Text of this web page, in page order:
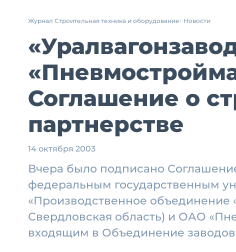
Журнал Строительная техника и оборудование Новости
Соглашение о
партнерстве
14 октября 2003
Вчера было подписано
федеральным государственным
«Производственное объединение
Свердловская область) и ОАО
входящим в Объединение